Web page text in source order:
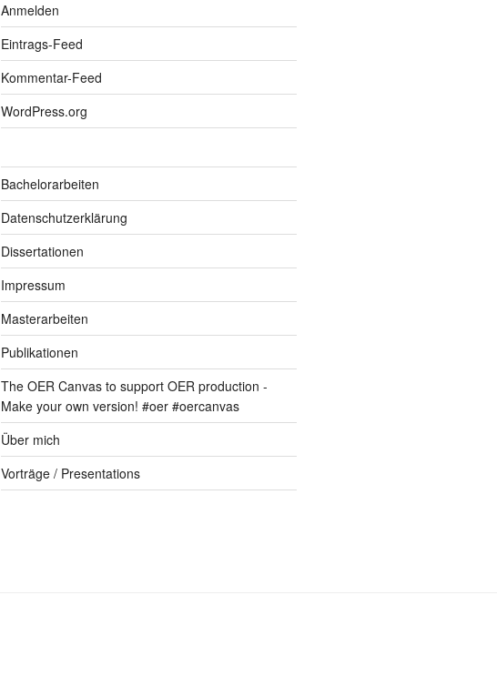
Anmelden
Eintrags-Feed
Kommentar-Feed
WordPress.org
Bachelorarbeiten
Datenschutzerklärung
Dissertationen
Impressum
Masterarbeiten
Publikationen
The OER Canvas to support OER production -
Make your own version! #oer #oercanvas
Über mich
Vorträge / Presentations